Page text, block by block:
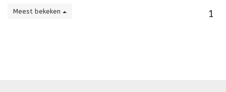
Meest bekeken 1